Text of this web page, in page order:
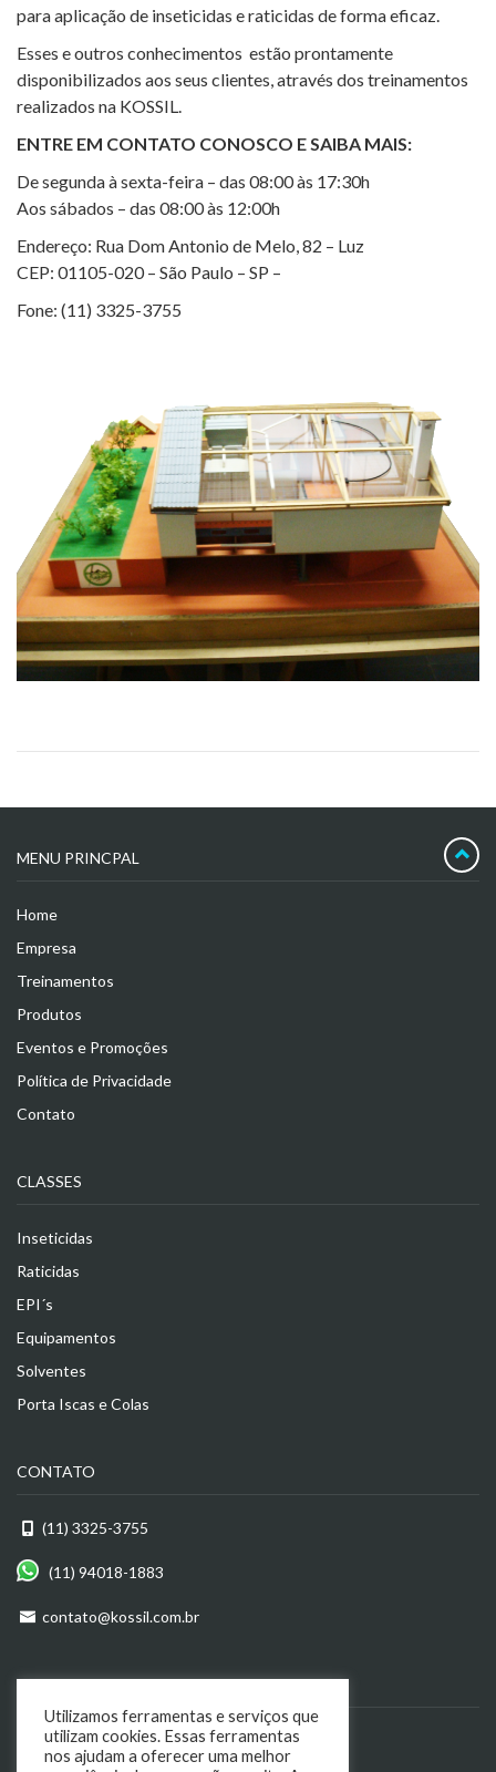
para aplicação de inseticidas e raticidas de forma eficaz.
Esses e outros conhecimentos estão prontamente
disponibilizados aos seus clientes, através dos treinamentos
realizados na KOSSIL.
ENTRE EM CONTATO CONOSCO E SAIBA MAIS:
De segunda à sexta-feira – das 08:00 às 17:30h
Aos sábados – das 08:00 às 12:00h
Endereço: Rua Dom Antonio de Melo, 82 – Luz
CEP: 01105-020 – São Paulo – SP –
Fone: (11) 3325-3755
MENU PRINCPAL
Home
Empresa
Treinamentos
Produtos
Eventos e Promoções
Política de Privacidade
Contato
CLASSES
Inseticidas
Raticidas
EPI´s
Equipamentos
Solventes
Porta Iscas e Colas
CONTATO
(11) 3325-3755
(11) 94018-1883
contato@kossil.com.br
ENDEREÇO
R. Dom Antônio de Melo, 82
Luz, São Paulo - SP
Utilizamos ferramentas e serviços que
utilizam cookies. Essas ferramentas
nos ajudam a oferecer uma melhor